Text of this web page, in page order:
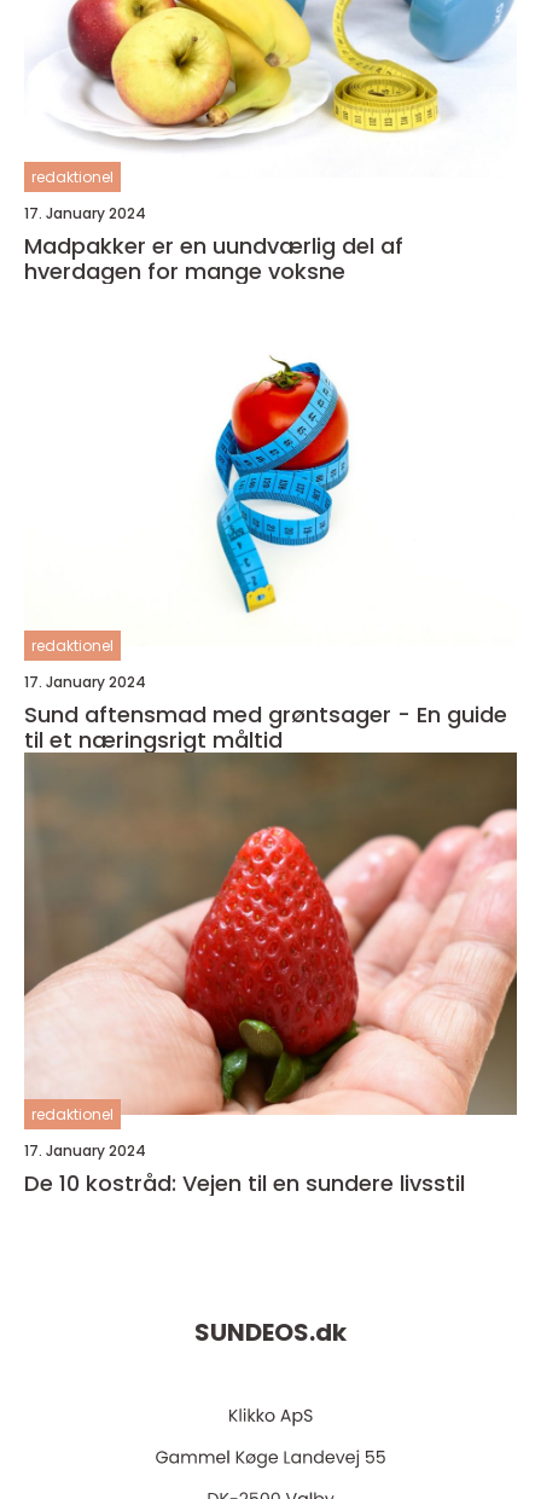
redaktionel
17. January 2024
Madpakker er en uundværlig del af
hverdagen for mange voksne
redaktionel
17. January 2024
Sund aftensmad med grøntsager - En guide
til et næringsrigt måltid
redaktionel
17. January 2024
De 10 kostråd: Vejen til en sundere livsstil
SUNDEOS.dk